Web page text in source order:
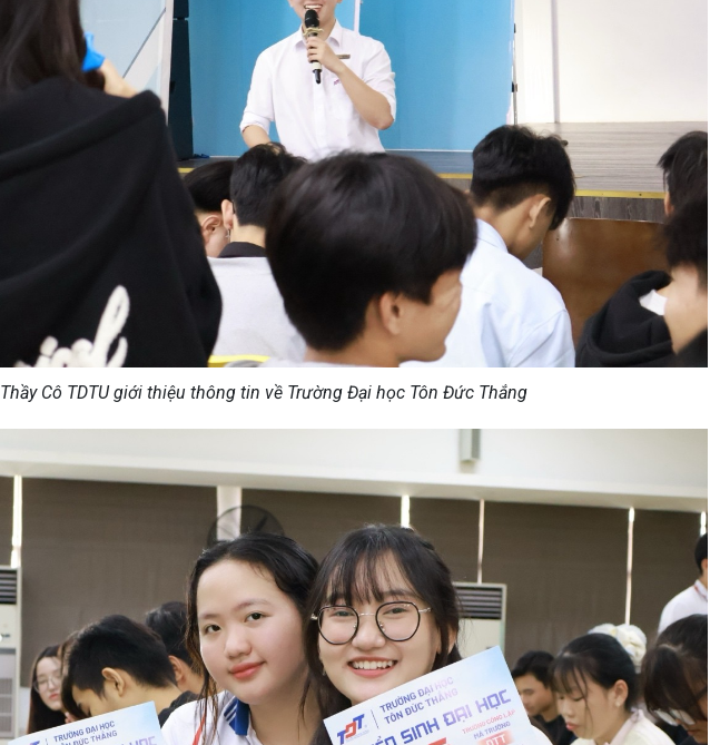
Thầy Cô TDTU giới thiệu thông tin về Trường Đại học Tôn Đức Thắng